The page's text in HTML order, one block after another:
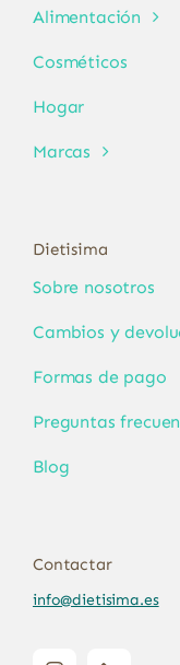
Alimentación
Cosméticos
Hogar
Marcas
Dietisima
Sobre nosotros
Cambios y
Formas de pago
Preguntas
Blog
Contactar
info@dietisima.es